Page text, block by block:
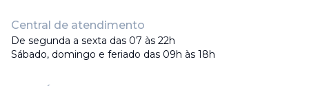
Central de atendimento
De segunda a sexta das 07 às 22h
Sábado, domingo e feriado das 09h às 18h